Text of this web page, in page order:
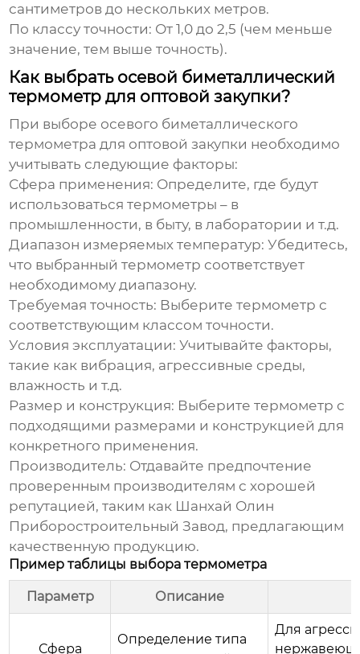
сантиметров до нескольких метров.
По классу точности: От 1,0 до 2,5 (чем меньше
значение, тем выше точность).
Как выбрать осевой биметаллический
термометр для оптовой закупки?
При выборе осевого биметаллического
термометра для оптовой закупки необходимо
учитывать следующие факторы:
Сфера применения: Определите, где будут
использоваться термометры – в
промышленности, в быту, в лаборатории и т.д.
Диапазон измеряемых температур: Убедитесь,
что выбранный термометр соответствует
необходимому диапазону.
Требуемая точность: Выберите термометр с
соответствующим классом точности.
Условия эксплуатации: Учитывайте факторы,
такие как вибрация, агрессивные среды,
влажность и т.д.
Размер и конструкция: Выберите термометр с
подходящими размерами и конструкцией для
конкретного применения.
Производитель: Отдавайте предпочтение
проверенным производителям с хорошей
репутацией, таким как Шанхай Олин
Приборостроительный Завод, предлагающим
качественную продукцию.
Пример таблицы выбора термометра
Параметр Описание
Сфера
Определение типа
Для